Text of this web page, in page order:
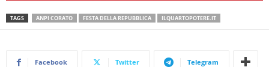
TAGS ANPI CORATO FESTA DELLA REPUBBLICA ILQUARTOPOTERE.IT
Facebook Twitter Telegram